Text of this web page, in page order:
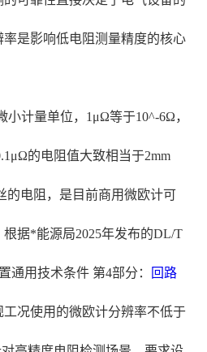
是影响低电阻测量精度的核心
计量单位，1μΩ等于10^-6Ω，
的电阻值大致相当于2mm
的电阻，是目前商用微欧计可
据*能源局2025年发布的DL/T
通用技术条件 第4部分： 回路
工况使用的微欧计分辨率不低于